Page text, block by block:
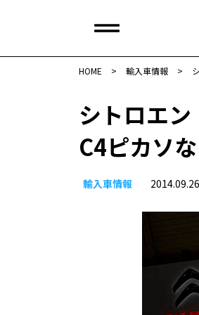
HOME > 輸入車情報 >
シトロエ
C4ピカソ
輸入車情報 2014.09.26